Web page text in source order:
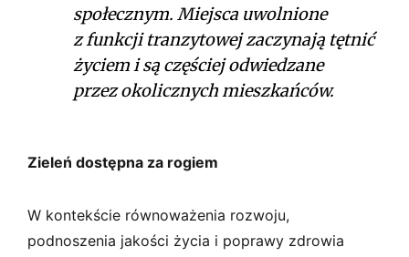
społecznym. Miejsca uwolnione
z funkcji tranzytowej zaczynają tętnić
życiem i są częściej odwiedzane
przez okolicznych mieszkańców.
Zieleń dostępna za rogiem
W kontekście równoważenia rozwoju,
podnoszenia jakości życia i poprawy zdrowia